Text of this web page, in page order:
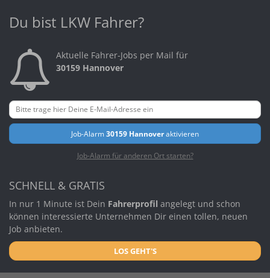
Du bist LKW Fahrer?
Aktuelle Fahrer-Jobs per Mail für
30159 Hannover
Job-Alarm30159 Hannoveraktivieren
Job-Alarm für anderen Ort starten?
SCHNELL & GRATIS
In nur 1 Minute ist Dein Fahrerprofil angelegt und schon
können interessierte Unternehmen Dir einen tollen, neuen
Job anbieten.
LOS GEHT'S